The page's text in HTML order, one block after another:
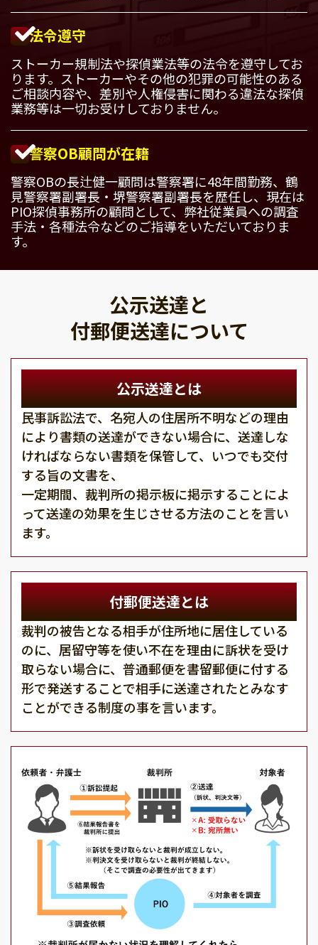
法令遵守
ストーカー規制法や探偵業法等の法令を遵守してお
ります。ストーカーやその他の犯罪の可能性のある
ご相談内容や、差別や人権侵害に関わる違法な探偵
業務等は一切お受けしておりません。
警察OB顧問が在籍
警察OBの長辻健一顧問は警察署に48年間勤務、鶴
見警察署副署長・堺警察署副署長を歴任し、現在は
PIO探偵事務所の顧問として、弊社従業員への調査
手法・各種法令などのご指導をいただいておりま
す。
公示送達と
付郵便送達について
公示送達とは
民事訴訟法で、名宛人の住居所不明などの理由
により書類の送達ができない場合に、送達しな
ければならない書類を保管して、いつでも交付
する旨の文書を、
一定期間、裁判所の掲示板に掲示することによ
って送達の効果を生じさせる方法のことを言い
ます。
付郵便送達とは
裁判の被告となる相手が住所地に居住している
のに、居留守等を使い不在を理由に訴状を受け
取らない場合に、普通郵便を書留郵便に付する
形で発送することで相手に送達されたとみなす
ことができる制度の事を言います。